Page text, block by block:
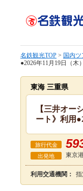
名鉄観光TOP > 国内
●2026年11月19日（木
東海 三重県
【三井オ
ート》利用
旅行代金
出発地 東京
利用交通機関：